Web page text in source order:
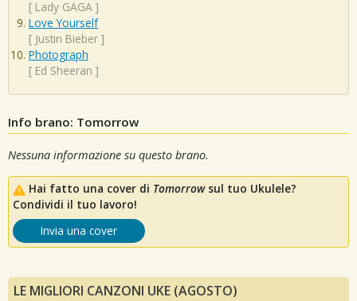
[ Lady GAGA ]
Love Yourself
[ Justin Bieber ]
Photograph
[ Ed Sheeran ]
Info brano: Tomorrow
Nessuna informazione su questo brano.
Hai fatto una cover di Tomorrowsul tuo Ukulele?
Condividi il tuo lavoro!
Invia una cover
LE MIGLIORI CANZONI UKE (AGOSTO)